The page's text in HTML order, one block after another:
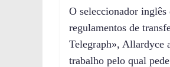
O seleccionador inglês
regulamentos de
Telegraph», Allardyce
trabalho pelo qual pede